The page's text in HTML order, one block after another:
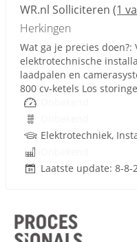
WR.nl Solliciteren (1
Herkingen
Wat ga je precies doen?:
elektrotechnische
laadpalen en
800 cv-ketels Los
Laatste update: 8-8-